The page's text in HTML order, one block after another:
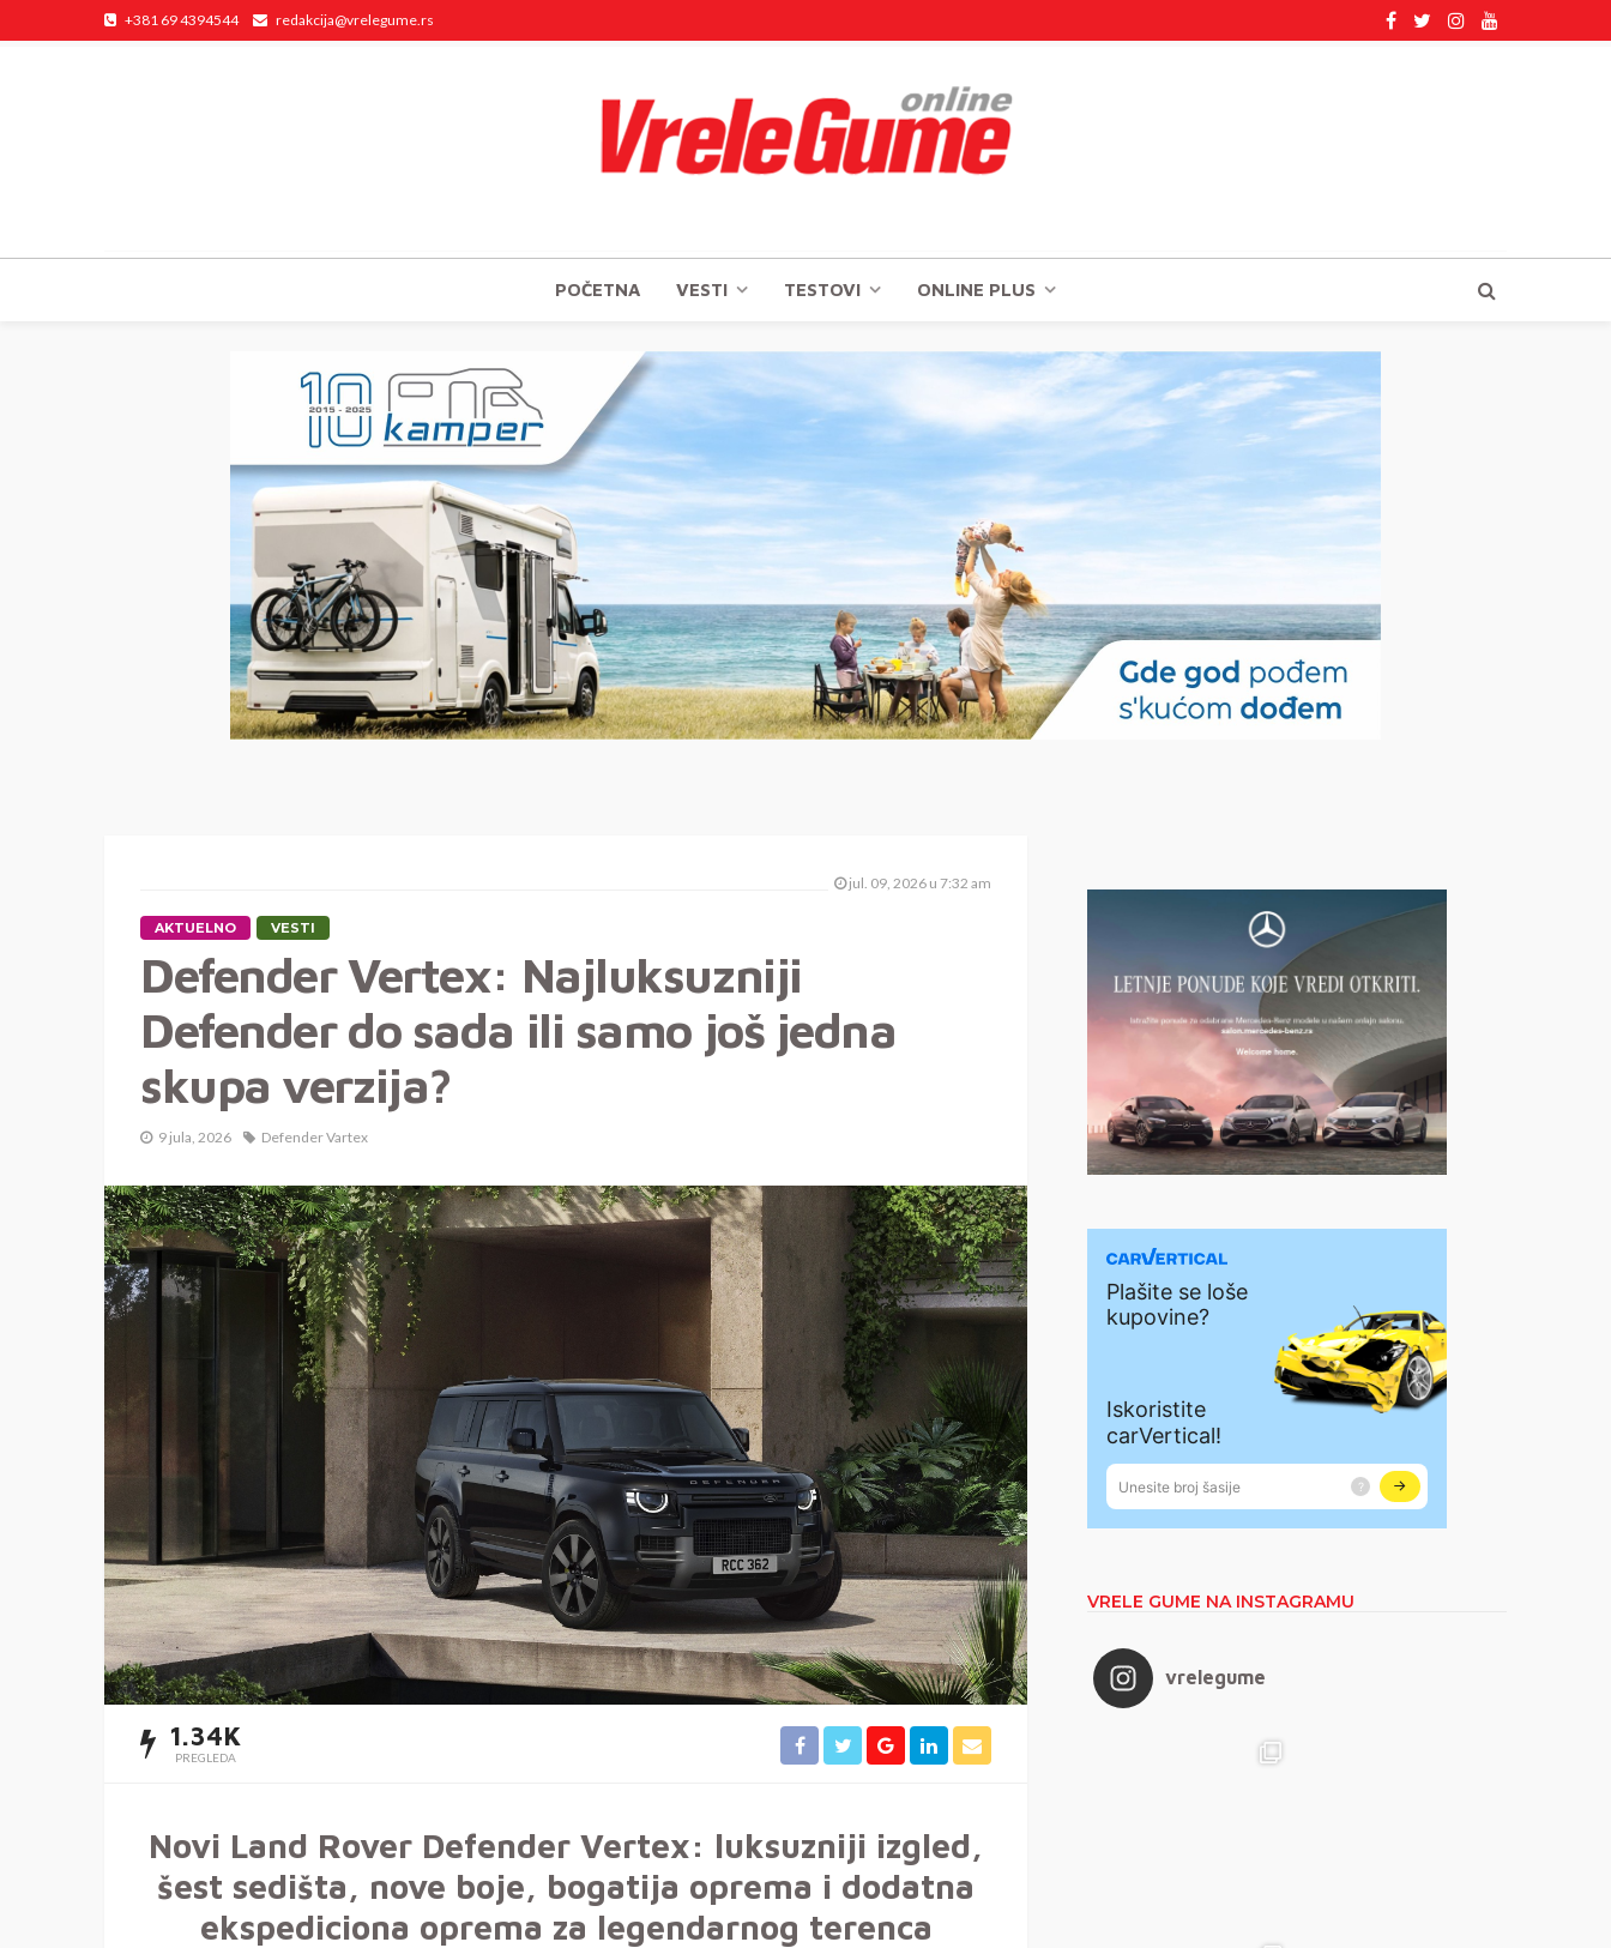
+381 69 4394544 redakcija@vrelegume.rs
POČETNA VESTI TESTOVI ONLINE PLUS
jul. 09, 2026 u 7:32 am
AKTUELNO VESTI
Defender Vertex: Najluksuzniji
Defender do sada ili samo još jedna
skupa verzija?
9 jula, 2026 Defender Vartex
1.34K
PREGLEDA
Novi Land Rover Defender Vertex: luksuzniji izgled,
šest sedišta, nove boje, bogatija oprema i dodatna
ekspediciona oprema za legendarnog terenca
VRELE GUME NA INSTAGRAMU
vrelegume